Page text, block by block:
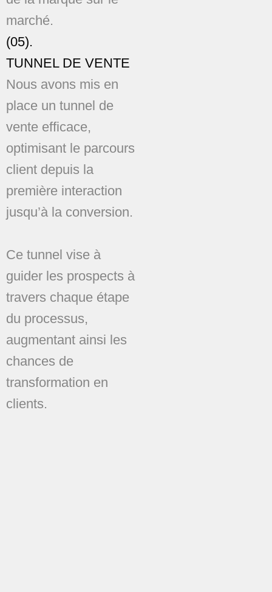
marché.
(05).
TUNNEL DE VENTE
Nous avons mis en
place un tunnel de
vente efficace,
optimisant le parcours
client depuis la
première interaction
jusqu’à la conversion.
Ce tunnel vise à
guider les prospects à
travers chaque étape
du processus,
augmentant ainsi les
chances de
transformation en
clients.